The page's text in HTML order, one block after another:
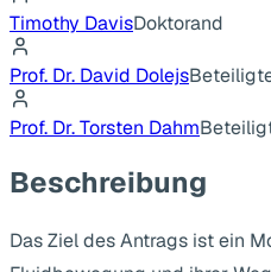
Timothy DavisDoktorand
Prof. Dr. David Dolejs
Prof. Dr. Torsten Dahm
Beschreibung
Das Ziel des Antrags ist ein